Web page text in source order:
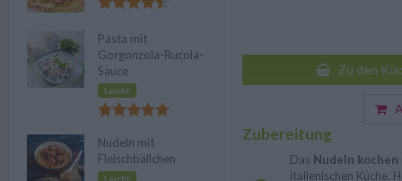
Zu den
Zubereitung
Das Nudeln kochen
italienischen Küche.
Pasta mit
Gorgonzola-Rucola-
Sauce
Leicht
Nudeln mit
Fleischbällchen
Leicht